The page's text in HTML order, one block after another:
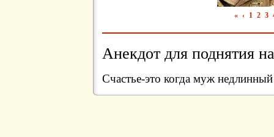
« ‹ 1 2 3
Анекдот для поднятия
Счастье-это когда муж